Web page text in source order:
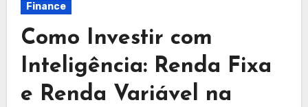
Finance
Como Investir com
Inteligência: Renda Fixa
e Renda Variável na